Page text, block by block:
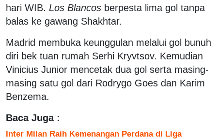
hari WIB. Los Blancos berpesta lima gol tanpa
balas ke gawang Shakhtar.
Madrid membuka keunggulan melalui gol bunuh
diri bek tuan rumah Serhi Kryvtsov. Kemudian
Vinicius Junior mencetak dua gol serta masing-
masing satu gol dari Rodrygo Goes dan Karim
Benzema.
Baca Juga :
Inter Milan Raih Kemenangan Perdana di Liga